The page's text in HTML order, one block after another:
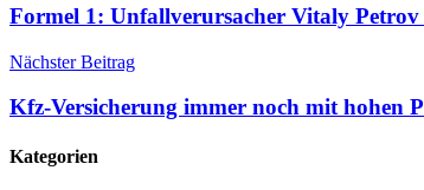
Formel 1: Unfallverursacher Vitaly
Nächster Beitrag
Kfz-Versicherung immer noch mit hohen
Kategorien